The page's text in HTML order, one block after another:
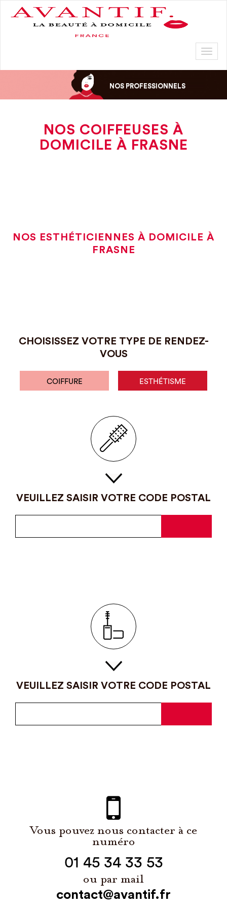
NOS PROFESSIONNELS
NOS COIFFEUSES À
DOMICILE À FRASNE
NOS ESTHÉTICIENNES À DOMICILE À
FRASNE
CHOISISSEZ VOTRE TYPE DE RENDEZ-
VOUS
COIFFURE ESTHÉTISME
VEUILLEZ SAISIR VOTRE CODE POSTAL
VEUILLEZ SAISIR VOTRE CODE POSTAL
Vous pouvez nous contacter à ce
numéro
01 45 34 33 53
ou par mail
contact@avantif.fr